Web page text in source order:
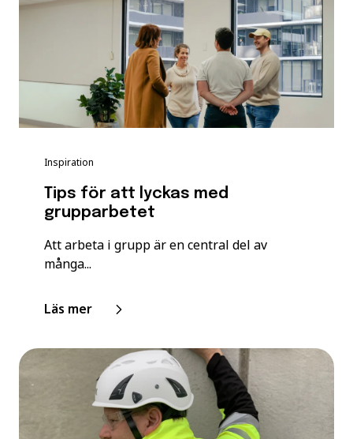
Inspiration
Tips för att lyckas med
grupparbetet
Att arbeta i grupp är en central del av
många...
Läs mer